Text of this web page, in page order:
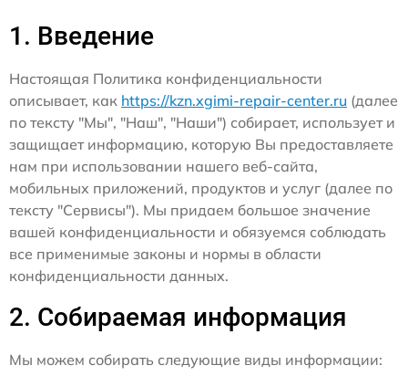
1. Введение
Настоящая Политика конфиденциальности
описывает, как https://kzn.xgimi-repair-center.ru (далее
по тексту "Мы", "Наш", "Наши") собирает, использует и
защищает информацию, которую Вы предоставляете
нам при использовании нашего веб-сайта,
мобильных приложений, продуктов и услуг (далее по
тексту "Сервисы"). Мы придаем большое значение
вашей конфиденциальности и обязуемся соблюдать
все применимые законы и нормы в области
конфиденциальности данных.
2. Собираемая информация
Мы можем собирать следующие виды информации: